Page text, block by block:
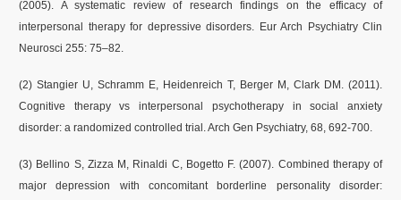
(2005). A systematic review of research findings on the efficacy of
interpersonal therapy for depressive disorders. Eur Arch Psychiatry Clin
Neurosci 255: 75–82.
(2) Stangier U, Schramm E, Heidenreich T, Berger M, Clark DM. (2011).
Cognitive therapy vs interpersonal psychotherapy in social anxiety
disorder: a randomized controlled trial. Arch Gen Psychiatry, 68, 692-700.
(3) Bellino S, Zizza M, Rinaldi C, Bogetto F. (2007). Combined therapy of
major depression with concomitant borderline personality disorder: